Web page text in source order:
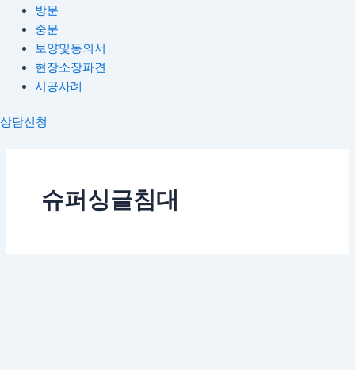
방문
중문
보양및동의서
현장소장파견
시공사례
상담신청
슈퍼싱글침대